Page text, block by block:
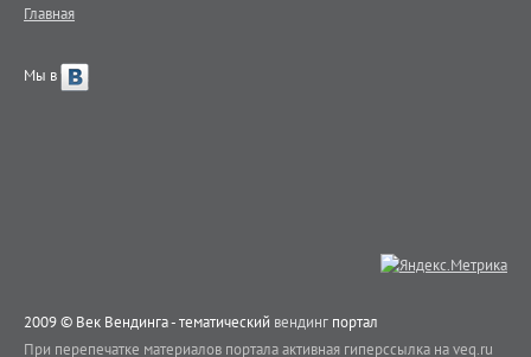
Главная
Мы в
2009 © Век Вендинга - тематический вендинг портал
При перепечатке материалов портала активная гиперссылка на veq.ru